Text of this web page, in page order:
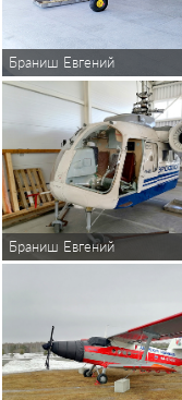
Браниш Евгений
Браниш Евгений